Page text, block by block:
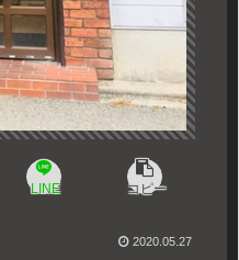
LINE コピー
2020.05.27